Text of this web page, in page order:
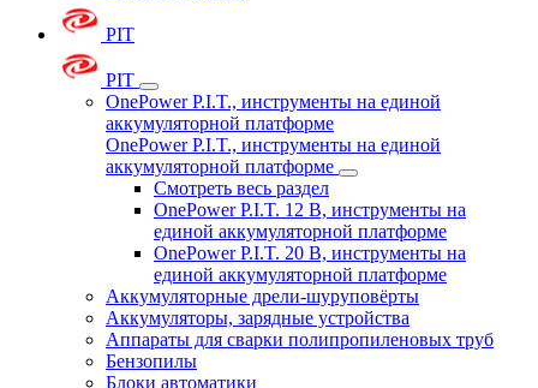
PIT
PIT
OnePower P.I.T., инструменты на единой
аккумуляторной платформе
OnePower P.I.T., инструменты на единой
аккумуляторной платформе
Смотреть весь раздел
OnePower P.I.T. 12 В, инструменты на
единой аккумуляторной платформе
OnePower P.I.T. 20 В, инструменты на
единой аккумуляторной платформе
Аккумуляторные дрели-шуруповёрты
Аккумуляторы, зарядные устройства
Аппараты для сварки полипропиленовых труб
Бензопилы
Блоки автоматики